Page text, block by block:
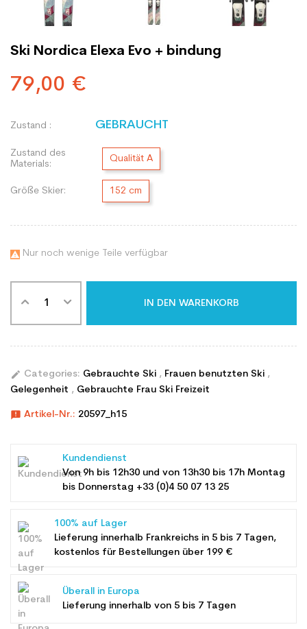
Ski Nordica Elexa Evo + bindung
79,00 €
Zustand : GEBRAUCHT
Zustand des
Materials:
Qualität A
Größe Skier: 152 cm
 Nur noch wenige Teile verfügbar
IN DEN WARENKORB
edit Categories: Gebrauchte Ski , Frauen benutzten Ski ,
Gelegenheit , Gebrauchte Frau Ski Freizeit
announcement Artikel-Nr.: 20597_h15
Kundendienst
Von 9h bis 12h30 und von 13h30 bis 17h Montag
bis Donnerstag +33 (0)4 50 07 13 25
100% auf Lager
Lieferung innerhalb Frankreichs in 5 bis 7 Tagen,
kostenlos für Bestellungen über 199 €
Überall in Europa
Lieferung innerhalb von 5 bis 7 Tagen